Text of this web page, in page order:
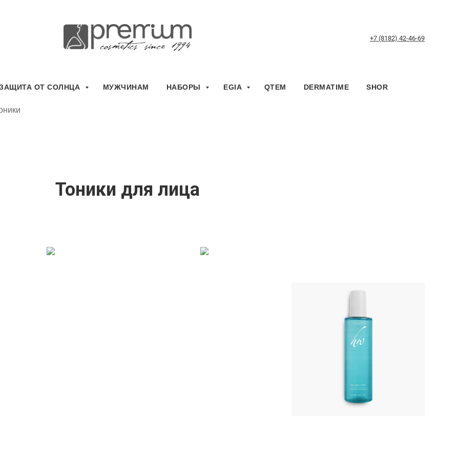
+7 (8182) 42-46-69
ОТ СОЛНЦА МУЖЧИНАМ НАБОРЫ EGIA QTEM DERMATIME SHOR
Тоники для лица